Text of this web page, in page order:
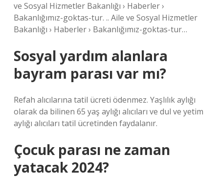
ve Sosyal Hizmetler Bakanlığı › Haberler ›
Bakanlığımız-goktas-tur. .. Aile ve Sosyal Hizmetler
Bakanlığı › Haberler › Bakanlığımız-goktas-tur…
Sosyal yardım alanlara
bayram parası var mı?
Refah alıcılarına tatil ücreti ödenmez. Yaşlılık aylığı
olarak da bilinen 65 yaş aylığı alıcıları ve dul ve yetim
aylığı alıcıları tatil ücretinden faydalanır.
Çocuk parası ne zaman
yatacak 2024?